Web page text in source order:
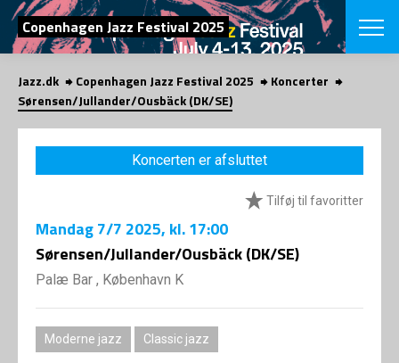
SØG
Copenhagen Jazz Festival 2025
English
VÆLG
VINTERJAZZ
Temaer
LOCATIONS
Om fonden
Jazz.dk Copenhagen Jazz Festival 2025
Koncerter
Sørensen/Jullander/Ousbäck (DK/SE)
Koncerten er afsluttet
Tilføj til favoritter
Mandag7/7 2025, kl. 17:00
Sørensen/Jullander/Ousbäck (DK/SE)
Palæ Bar , København K
Moderne jazz Classic jazz